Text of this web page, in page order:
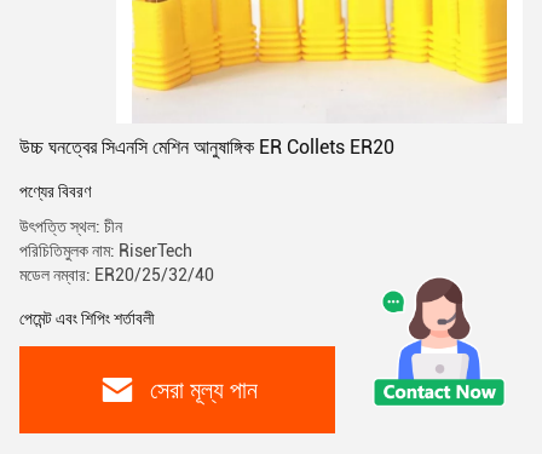
উচ্চ ঘনত্বের সিএনসি মেশিন আনুষাঙ্গিক ER Collets ER20
পণ্যের বিবরণ
উৎপত্তি স্থল: চীন
পরিচিতিমুলক নাম: RiserTech
মডেল নম্বার: ER20/25/32/40
পেমেন্ট এবং শিপিং শর্তাবলী
সেরা মূল্য পান